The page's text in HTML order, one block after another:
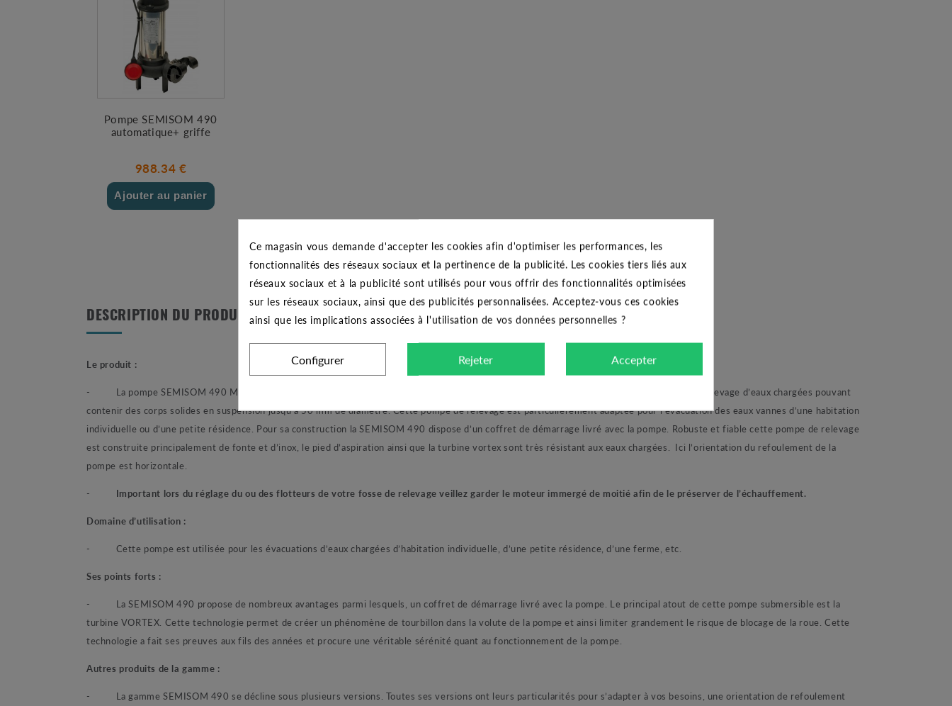
Pompe SEMISOM 490
automatique+ griffe
988.34 €
Ajouter au panier
DESCRIPTION DU PRODUIT
Le produit :
-
La pompe SEMISOM 490 M + CD est une pompe monophasée de la marque BBC. Cette pompe distribuée par JETLY convient pour le relevage d’eaux chargées pouvant
contenir des corps solides en suspension jusqu’à 50 mm de diamètre. Cette pompe de relevage est particulièrement adaptée pour l’évacuation des eaux vannes d’une habitation
individuelle ou d’une petite résidence. Pour sa construction la SEMISOM 490 dispose d’un coffret de démarrage livré avec la pompe. Robuste et fiable cette pompe de relevage
est construite principalement de fonte et d’inox, le pied d’aspiration ainsi que la turbine vortex sont très résistant aux eaux chargées.
Ici l’orientation du refoulement de la
pompe est horizontale.
- Important lors du réglage du ou des flotteurs de votre fosse de relevage veillez garder le moteur immergé de moitié afin de le préserver de l’échauffement.
Domaine d’utilisation :
- Cette pompe est utilisée pour les évacuations d’eaux chargées d’habitation individuelle, d’une petite résidence, d’une ferme, etc.
Ses points forts :
-
La SEMISOM 490 propose de nombreux avantages parmi lesquels, un coffret de démarrage livré avec la pompe. Le principal atout de cette pompe submersible est la
turbine VORTEX. Cette technologie permet de créer un phénomène de tourbillon dans la volute de la pompe et ainsi limiter grandement le risque de blocage de la roue. Cette
technologie a fait ses preuves aux fils des années et procure une véritable sérénité quant au fonctionnement de la pompe.
Autres produits de la gamme :
-
La gamme SEMISOM 490 se décline sous plusieurs versions. Toutes ses versions ont leurs particularités pour s’adapter à vos besoins, une orientation de refoulement
Ce magasin vous demande d'accepter les cookies afin d'optimiser les performances, les
fonctionnalités des réseaux sociaux et la pertinence de la publicité. Les cookies tiers liés aux
réseaux sociaux et à la publicité sont utilisés pour vous offrir des fonctionnalités optimisées
sur les réseaux sociaux, ainsi que des publicités personnalisées. Acceptez-vous ces cookies
ainsi que les implications associées à l'utilisation de vos données personnelles ?
Configurer Rejeter Accepter